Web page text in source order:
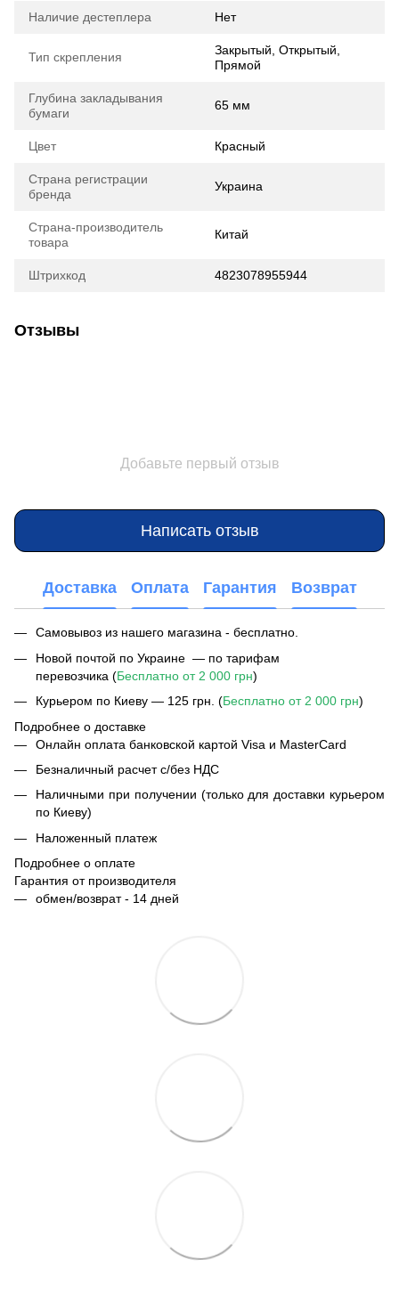
Наличие дестеплера Нет
Тип скрепления
Закрытый, Открытый,
Прямой
Глубина закладывания
бумаги
65 мм
Цвет Красный
Страна регистрации
бренда
Украина
Страна-производитель
товара
Китай
Штрихкод 4823078955944
Отзывы
Добавьте первый отзыв
Написать отзыв
Доставка Оплата Гарантия Возврат
Самовывоз из нашего магазина - бесплатно.
Новой почтой по Украине — по тарифам
перевозчика (Бесплатно от 2 000 грн)
Курьером по Киеву — 125 грн. (Бесплатно от 2 000 грн)
Подробнее о доставке
Онлайн оплата банковской картой Visa и MasterCard
Безналичный расчет с/без НДС
Наличными при получении (только для доставки курьером
по Киеву)
Наложенный платеж
Подробнее о оплате
Гарантия от производителя
обмен/возврат - 14 дней